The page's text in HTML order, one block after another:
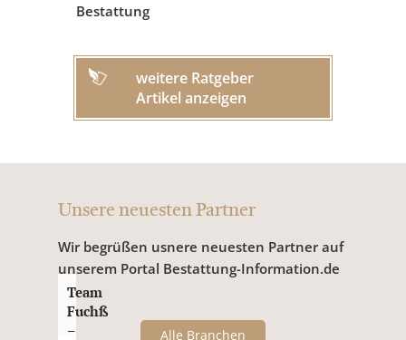
Bestattung
weitere Ratgeber
Artikel anzeigen
Unsere neuesten Partner
Wir begrüßen usnere neuesten Partner auf
unserem Portal Bestattung-Information.de
Alle Branchen
Team
Fuchß
–